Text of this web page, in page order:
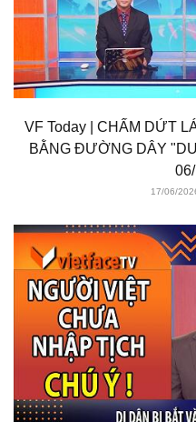
VF Today | CHẤM DỨT
BẰNG ĐƯỜNG DÂY "DU
17/06/